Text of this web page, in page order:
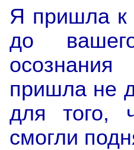
Я пришла к
до
пришла не
для того,
смогли